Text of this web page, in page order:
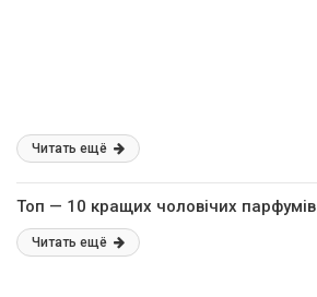
Читать ещё
Топ — 10 кращих чоловічих парфумів
Читать ещё